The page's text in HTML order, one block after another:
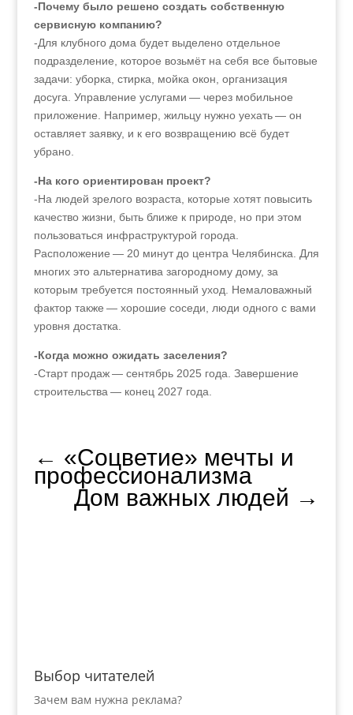
-Почему было решено создать собственную
сервисную компанию?
-Для клубного дома будет выделено отдельное
подразделение, которое возьмёт на себя все бытовые
задачи: уборка, стирка, мойка окон, организация
досуга. Управление услугами — через мобильное
приложение. Например, жильцу нужно уехать — он
оставляет заявку, и к его возвращению всё будет
убрано.
-На кого ориентирован проект?
-На людей зрелого возраста, которые хотят повысить
качество жизни, быть ближе к природе, но при этом
пользоваться инфраструктурой города.
Расположение — 20 минут до центра Челябинска. Для
многих это альтернатива загородному дому, за
которым требуется постоянный уход. Немаловажный
фактор также — хорошие соседи, люди одного с вами
уровня достатка.
-Когда можно ожидать заселения?
-Старт продаж — сентябрь 2025 года. Завершение
строительства — конец 2027 года.
← «Соцветие» мечты и
профессионализма
Дом важных людей →
Выбор читателей
Зачем вам нужна реклама?